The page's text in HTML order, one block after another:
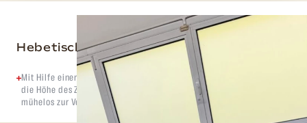
Hebetisch Hakki Pilke Hakki Lift
Mit Hilfe einer hydraulischen Kolbenstange wird das Rundholz auf
die Höhe des Zuführbandes angehoben, sodass Sie das Rundholz
mühelos zur Verarbeitung heben können.